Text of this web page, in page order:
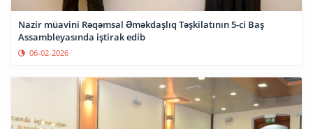
Nazir müavini Rəqəmsal Əməkdaşlıq Təşkilatının 5-ci Baş
Assambleyasında iştirak edib
06-02-2026